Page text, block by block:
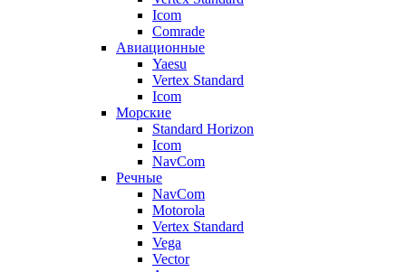
Icom
Comrade
Авиационные
Yaesu
Vertex Standard
Icom
Морские
Standard Horizon
Icom
NavCom
Речные
NavCom
Motorola
Vertex Standard
Vega
Vector